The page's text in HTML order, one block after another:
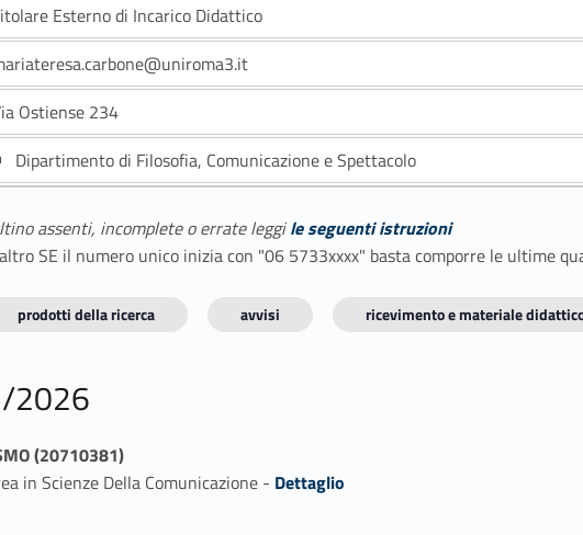
Esterno di Incarico Didattico
Ostiense 234
Dipartimento di Filosofia, Comunicazione e Spettacolo
assenti, incomplete o errate leggile seguenti istruzioni
SE il numero unico inizia con "06 5733xxxx" basta comporre le ultime
prodotti della ricerca avvisi ricevimento e materiale
2026
(20710381)
in Scienze Della Comunicazione - Link identifier #identifier_person_41387-1
Dettaglio